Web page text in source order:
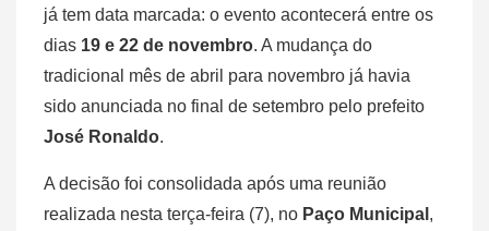
já tem data marcada: o evento acontecerá entre os
dias 19 e 22 de novembro. A mudança do
tradicional mês de abril para novembro já havia
sido anunciada no final de setembro pelo prefeito
José Ronaldo.
A decisão foi consolidada após uma reunião
realizada nesta terça-feira (7), no Paço Municipal ,